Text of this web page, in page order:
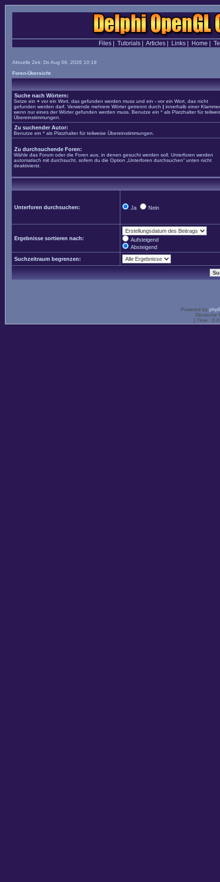
Files| Tutorials| Articles| Links| Home
Aktuelle Zeit: Do Aug 06, 2026 10:19
Foren-Übersicht
Suche nach Wörtern:
Setze ein + vor ein Wort, das gefunden werden muss und ein - vor ein Wort, das nicht
gefunden werden darf. Verwende mehrere Wörter getrennt durch | innerhalb einer
wenn nur eines der Wörter gefunden werden muss. Benutze ein * als Platzhalter für
Übereinstimmungen.
Zu suchender Autor:
Benutze ein * als Platzhalter für teilweise Übereinstimmungen.
Zu durchsuchende Foren:
Wähle das Forum oder die Foren aus, in denen gesucht werden soll. Unterforen werden
automatisch mit durchsucht, sofern du die Option „Unterforen durchsuchen“ unten nicht
deaktivierst.
Unterforen durchsuchen: Ja Nein
Ergebnisse sortieren nach:
Aufsteigend
Absteigend
Suchzeitraum begrenzen:
Powered by
Deutsche
[ Time :